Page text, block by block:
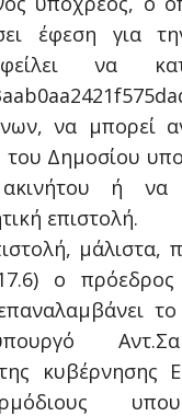
έφεση για
να
να μπορεί
του Δημοσίου
ή να
επιστολή.
μάλιστα,
ο
κυβέρνησης